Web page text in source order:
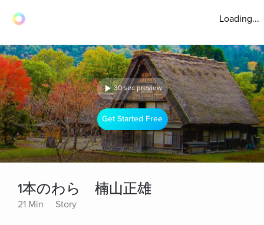
Loading...
30 sec preview
Get Started Free
1本のわら 楠山正雄
21 Min Story